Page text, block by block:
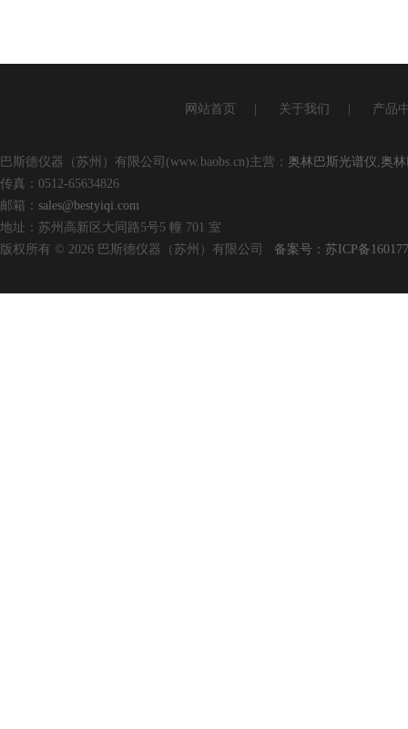
网站首页 关于我们 产品
巴斯德仪器（苏州）有限公司(www.baobs.cn)主营： 奥林巴斯光谱仪,奥
传真：0512-65634826
邮箱： sales@bestyiqi.com
地址：苏州高新区大同路5号5 幢 701 室
版权所有 © 2026 巴斯德仪器（苏州）有限公司 备案号：苏ICP备